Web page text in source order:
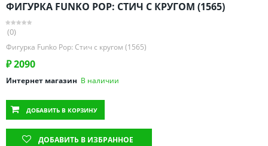
Саратовская область
Свердловская область
Смоленская область
Ставропольский край
Тамбовская область
Татарстан
Тверская область
Томская область
ФИГУРКА FUNKO POP: СТИЧ С КРУГОМ (1565)
(0)
Фигурка Funko Pop: Стич с кругом (1565)
₽2090
Интернет магазин В наличии
ДОБАВИТЬ В КОРЗИНУ
ДОБАВИТЬ В ИЗБРАННОЕ